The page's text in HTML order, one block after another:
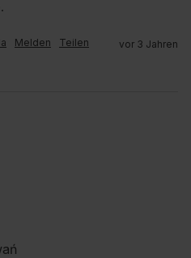
Melden Teilen vor 3 Jahren